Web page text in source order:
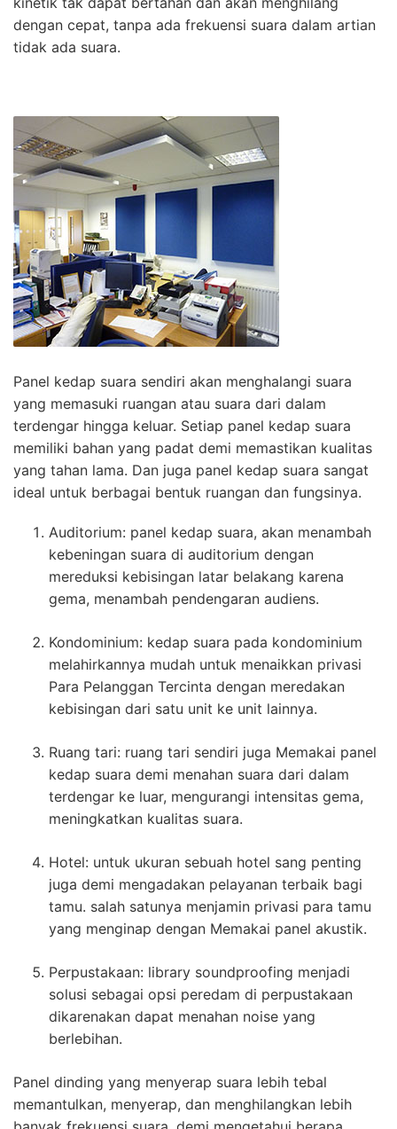
dengan cepat, tanpa ada frekuensi suara dalam artian
tidak ada suara.
Panel kedap suara sendiri akan menghalangi suara
yang memasuki ruangan atau suara dari dalam
terdengar hingga keluar. Setiap panel kedap suara
memiliki bahan yang padat demi memastikan kualitas
yang tahan lama. Dan juga panel kedap suara sangat
ideal untuk berbagai bentuk ruangan dan fungsinya.
Auditorium: panel kedap suara, akan menambah
kebeningan suara di auditorium dengan
mereduksi kebisingan latar belakang karena
gema, menambah pendengaran audiens.
Kondominium: kedap suara pada kondominium
melahirkannya mudah untuk menaikkan privasi
Para Pelanggan Tercinta dengan meredakan
kebisingan dari satu unit ke unit lainnya.
Ruang tari: ruang tari sendiri juga Memakai panel
kedap suara demi menahan suara dari dalam
terdengar ke luar, mengurangi intensitas gema,
meningkatkan kualitas suara.
Hotel: untuk ukuran sebuah hotel sang penting
juga demi mengadakan pelayanan terbaik bagi
tamu. salah satunya menjamin privasi para tamu
yang menginap dengan Memakai panel akustik.
Perpustakaan: library soundproofing menjadi
solusi sebagai opsi peredam di perpustakaan
dikarenakan dapat menahan noise yang
berlebihan.
Panel dinding yang menyerap suara lebih tebal
memantulkan, menyerap, dan menghilangkan lebih